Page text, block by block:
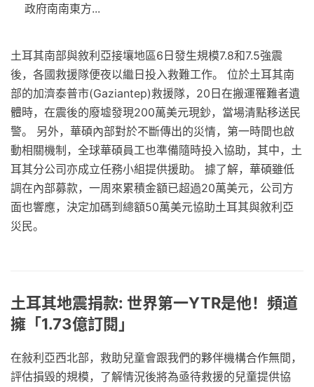
政府南南東方...
土耳其南部與敘利亞接壤地區6日發生規模7.8和7.5強震
後，各國救援隊便夜以繼日投入救難工作。 位於土耳其南
部的加濟泰普市(Gaziantep)救援隊，20日在搬運罹難者遺
體時，在震後的廢墟發現200萬美元現鈔，當場清點移送民
警。 另外，華碩內部對於不斷傳出的災情，第一時間也啟
動相關機制，全球華碩員工也準備隨時投入協助，其中，土
耳其分公司亦成立任務小組提供援助。 據了解，華碩雖低
調在內部募款，一周來累積金額已超過20萬美元，公司方
面也響應，決定加碼到總額50萬美元協助土耳其與敘利亞
災民。
土耳其地震捐款: 世界第一YTR是他！頻道
擁「1.73億訂閱」
在敍利亞西北部，救助兒童會跟我們的夥伴機構合作無間，
評估損毀的規模，了解情況後將為亟待救援的兒童提供協